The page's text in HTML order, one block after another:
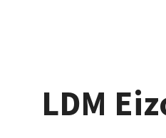
LDM